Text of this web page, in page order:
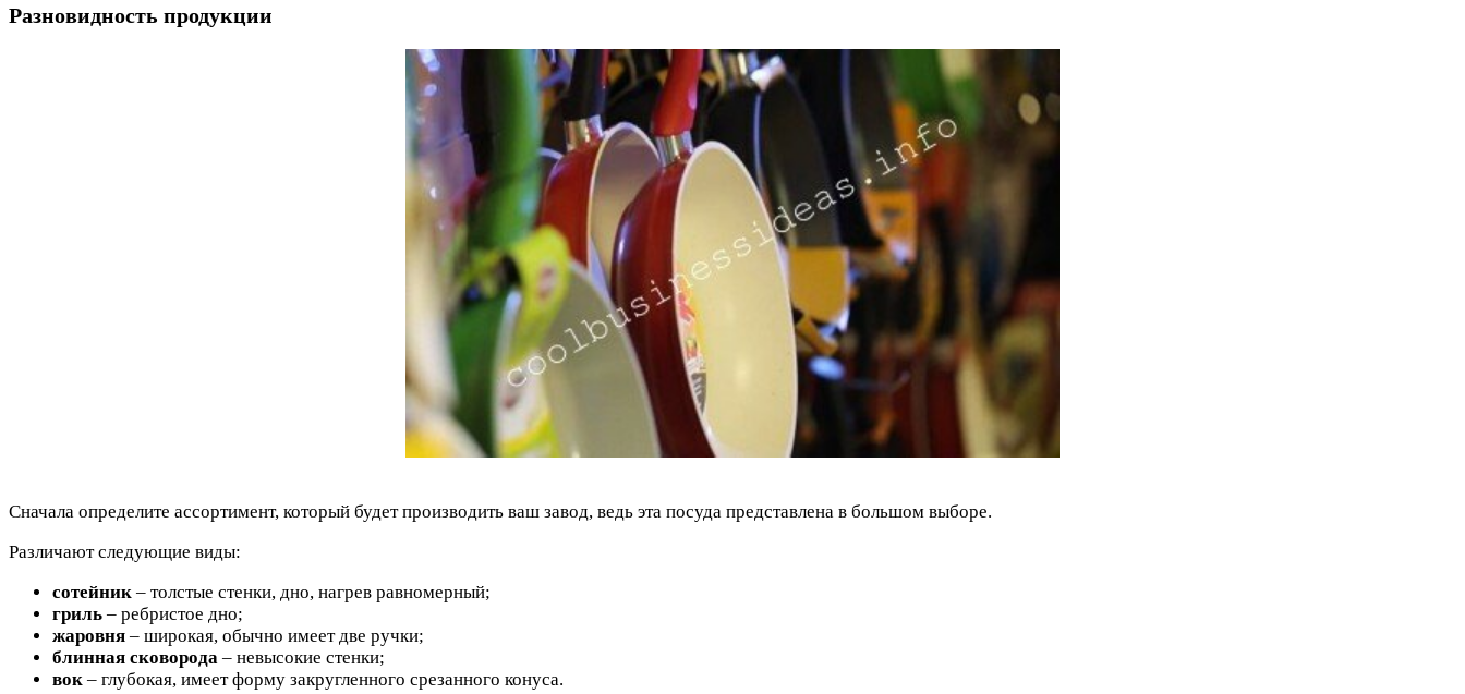
Разновидность продукции
Сначала определите ассортимент, который будет производить ваш завод, ведь эта посуда представлена в большом выборе.
Различают следующие виды:
сотейник – толстые стенки, дно, нагрев равномерный;
гриль – ребристое дно;
жаровня – широкая, обычно имеет две ручки;
блинная сковорода – невысокие стенки;
вок – глубокая, имеет форму закругленного срезанного конуса.